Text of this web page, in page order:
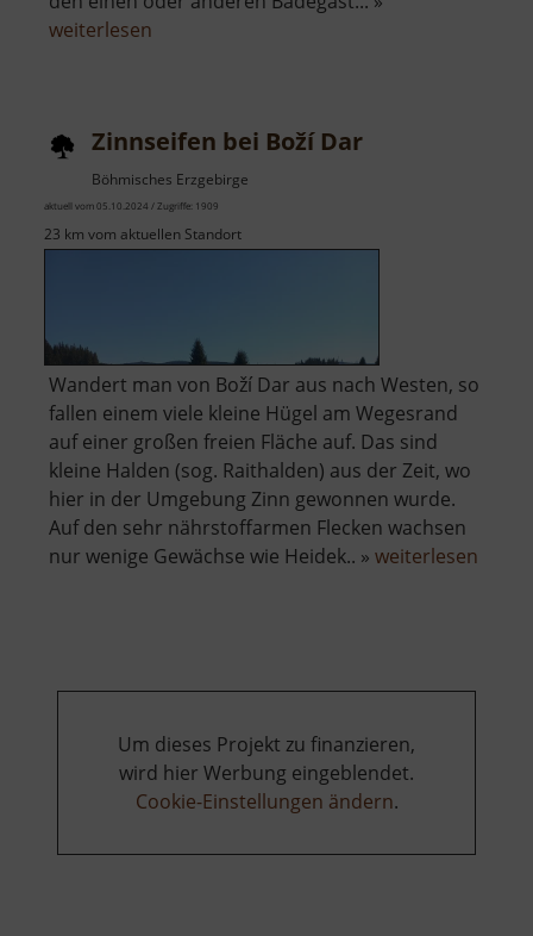
weiterlesen
Zinnseifen bei Boží Dar
Böhmisches Erzgebirge
aktuell vom 05.10.2024 / Zugriffe: 1909
23 km vom aktuellen Standort
Wandert man von Boží Dar aus nach Westen, so
fallen einem viele kleine Hügel am Wegesrand
auf einer großen freien Fläche auf. Das sind
kleine Halden (sog. Raithalden) aus der Zeit, wo
hier in der Umgebung Zinn gewonnen wurde.
Auf den sehr nährstoffarmen Flecken wachsen
nur wenige Gewächse wie Heidek.. » weiterlesen
Um dieses Projekt zu finanzieren,
wird hier Werbung eingeblendet.
Cookie-Einstellungen ändern.